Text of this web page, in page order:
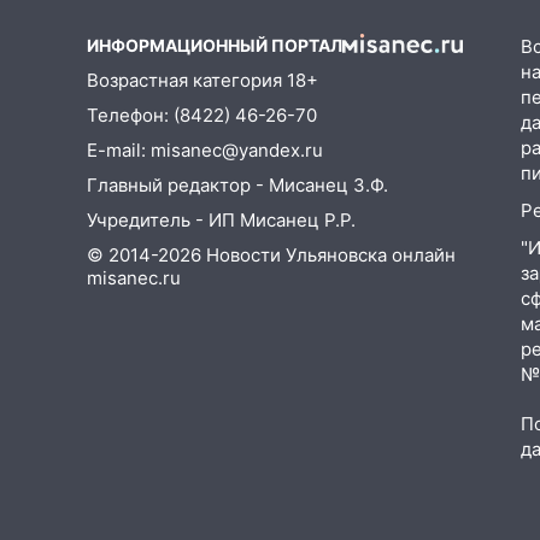
прошлого своего сотрудник
18:02 В Ульяновск едут звезды
баскетбола!
17:08 Ульяновский областной
суд оставил в силе приговор
руководству
«УльяновскФармации» за
махинации на 3,2 млн рублей
16:09
ИНФОРМАЦИОННЫЙ ПОРТАЛ
Возрастная категория 18+
Телефон: (8422) 46-26-70
E-mail: misanec@yandex.ru
Главный редактор - Мисанец З.Ф.
Учредитель - ИП Мисанец Р.Р.
© 2014-2026 Новости Ульяновска онлайн
misanec.ru